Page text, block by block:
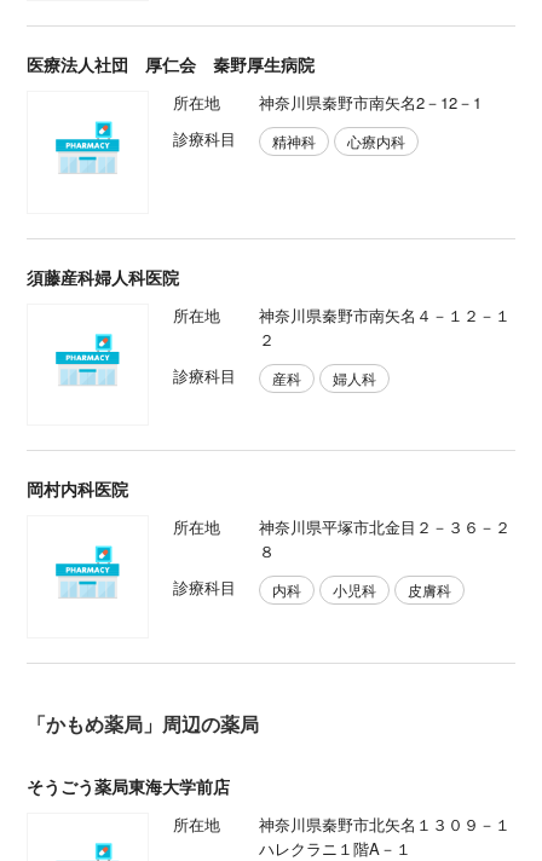
医療法人社団 厚仁会 秦野厚生病院
所在地
神奈川県秦野市南矢名2－12－1
診療科目
精神科 心療内科
須藤産科婦人科医院
所在地
神奈川県秦野市南矢名４－１２－１
２
診療科目
産科 婦人科
岡村内科医院
所在地
神奈川県平塚市北金目２－３６－２
８
診療科目
内科 小児科 皮膚科
「かもめ薬局」周辺の薬局
そうごう薬局東海大学前店
所在地
神奈川県秦野市北矢名１３０９－１
ハレクラニ１階A－１